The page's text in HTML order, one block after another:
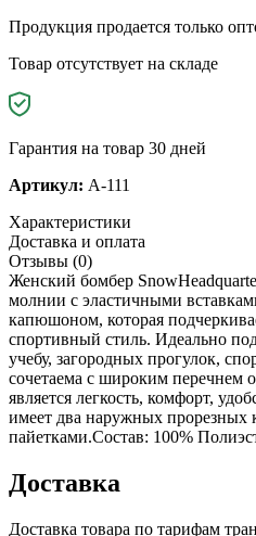
Продукция продается только
Товар отсутствует на складе
Гарантия на товар 30 дней
Артикул: A-111
Характеристики
Доставка и оплата
Отзывы (0)
Женский бомбер
молнии с эластичными
капюшоном, которая
спортивный стиль. Идеально
учебу, загородных прогулок,
сочетаема с широким
является легкость, комфорт,
имеет два наружных прорезных
пайетками.Состав: 100%
Доставка
Доставка товара по тарифам